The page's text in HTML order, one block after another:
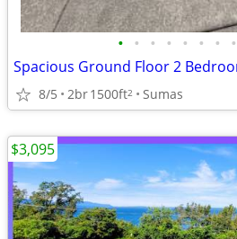
• • • • • • • •
8/5 2br1500ft2 Sumas
$3,095